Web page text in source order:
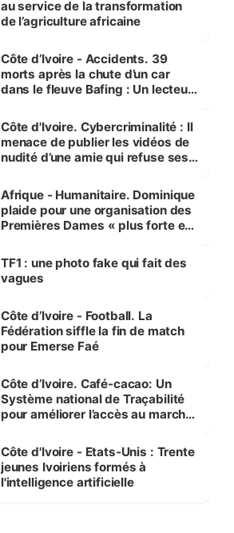
au service de la transformation
de l’agriculture africaine
Côte d’Ivoire - Accidents. 39
morts après la chute d’un car
dans le fleuve Bafing : Un lecteur
des Transports
Côte d'Ivoire. Cybercriminalité : Il
menace de publier les vidéos de
nudité d’une amie qui refuse ses
Afrique - Humanitaire. Dominique
plaide pour une organisation des
Premières Dames « plus forte et
sur la scène internationale »
TF1 : une photo fake qui fait des
vagues
Côte d’Ivoire - Football. La
Fédération siffle la fin de match
pour Emerse Faé
Côte d’Ivoire. Café-cacao: Un
Système national de Traçabilité
pour améliorer l’accès au marché
Côte d'Ivoire - Etats-Unis : Trente
jeunes Ivoiriens formés à
l'intelligence artificielle